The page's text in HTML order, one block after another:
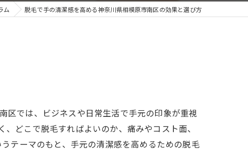
ム 脱毛で手の清潔感を高める神奈川県相模原市南区の効果と選び方
区では、ビジネスや日常生活で手元の印象が重視
どこで脱毛すればよいのか、痛みやコスト面、
テーマのもと、手元の清潔感を高めるための脱毛